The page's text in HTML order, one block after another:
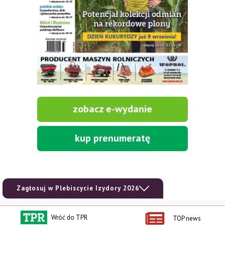
zobacz e-wydanie
kup prenumeratę
Zagłosuj w Plebiscycie Izydory 2026
Kontakt i regulaminy
Przydatne linki
Wróć do TPR TOP news